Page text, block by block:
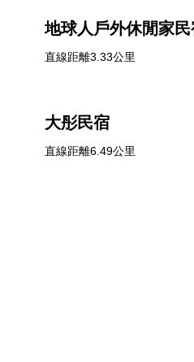
地球人戶外休閒家民
直線距離3.33公里
大彤民宿
直線距離6.49公里